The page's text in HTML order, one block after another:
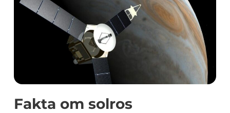
Fakta om solros